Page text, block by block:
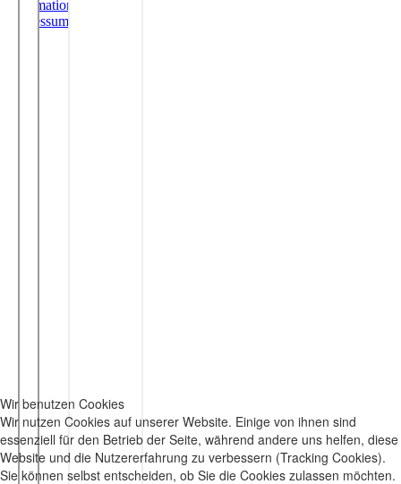
Wir benutzen Cookies
Wir nutzen Cookies auf unserer Website. Einige von ihnen sind
essenziell für den Betrieb der Seite, während andere uns helfen, diese
Website und die Nutzererfahrung zu verbessern (Tracking Cookies).
Sie können selbst entscheiden, ob Sie die Cookies zulassen möchten.